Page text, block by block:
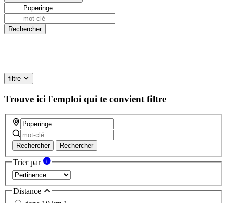
filtre
Trouve ici l'emploi qui te convient filtre
Rechercher Rechercher
Trier par
Distance